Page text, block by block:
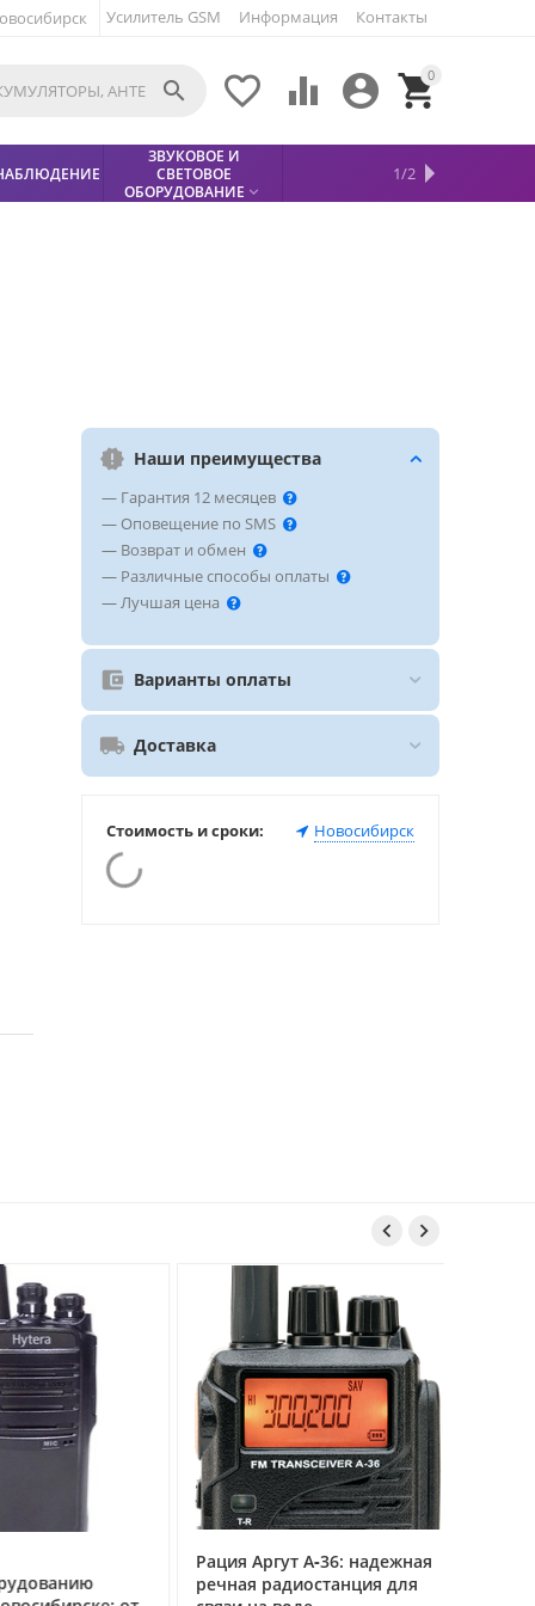
Усилитель GSM Информация Контакты
0


 

ЗВУКОВОЕ И
СВЕТОВОЕ
ОБОРУДОВАНИЕ 
МЕТАЛЛОДЕТЕКТОР
СФИНКС (SPHINX)
БЕЗОПАСНОСТЬ 
КИСЛОТНЫЕ
АККУМУЛЯТОРЫ 
1/2
Наши преимущества
— Гарантия 12 месяцев
— Оповещение по SMS
— Возврат и обмен
— Различные способы оплаты
— Лучшая цена
Варианты оплаты
Доставка
Стоимость и сроки: Новосибирск
 
Рация Аргут А‑36: надежная
речная радиостанция для